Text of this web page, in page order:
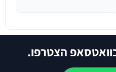
בוואטסאפ הצטרפו.